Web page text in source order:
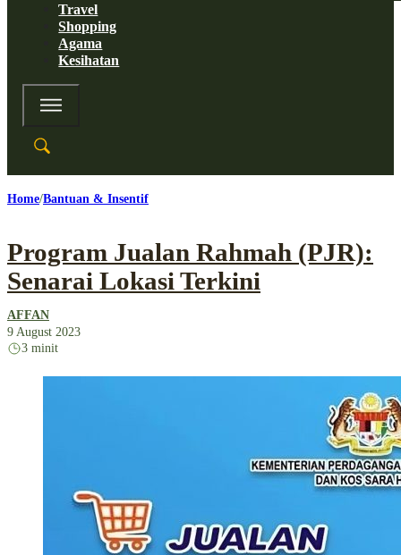
Travel
Shopping
Agama
Kesihatan
Home Bantuan & Insentif
Program Jualan Rahmah (PJR):
Senarai Lokasi Terkini
AFFAN
9 August 2023
3 minit